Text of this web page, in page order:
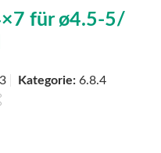
für ø4.5-5/
Kategorie: 6.8.4